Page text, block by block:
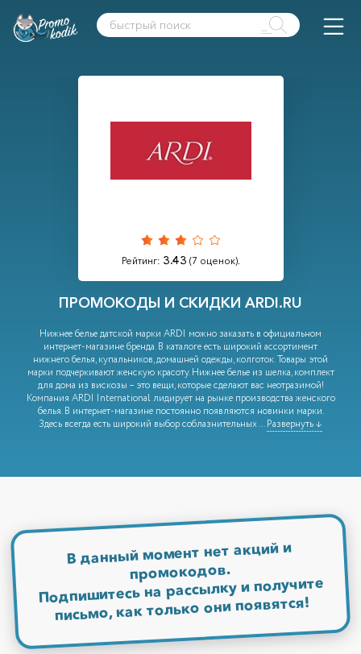
Рейтинг: 3.43 (7 оценок).
ПРОМОКОДЫ И СКИДКИ ARDI.RU
Нижнее белье датской марки ARDI можно заказать в официальном
интернет-магазине бренда. В каталоге есть широкий ассортимент
нижнего белья, купальников, домашней одежды, колготок. Товары этой
марки подчеркивают женскую красоту. Нижнее белье из шелка, комплект
для дома из вискозы – это вещи, которые сделают вас неотразимой!
Компания ARDI International лидирует на рынке производства женского
белья. В интернет-магазине постоянно появляются новинки марки.
Здесь всегда есть широкий выбор соблазнительных...Развернуть ↓
В данный момент нет акций и
промокодов.
Подпишитесь на рассылку и получите
письмо, как только они появятся!